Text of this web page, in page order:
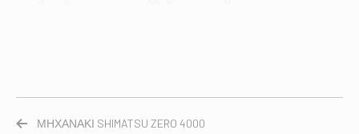
ΜΗΧΑΝΑΚΙ SHIMATSU ZERO 4000